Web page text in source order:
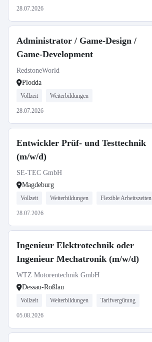
28.07.2026
Administrator / Game-Design /
Game-Development
RedstoneWorld
Plodda
Vollzeit Weiterbildungen
28.07.2026
Entwickler Prüf- und Testtechnik
(m/w/d)
SE-TEC GmbH
Magdeburg
Vollzeit Weiterbildungen Flexible Arbeitszeiten
28.07.2026
Ingenieur Elektrotechnik oder
Ingenieur Mechatronik (m/w/d)
WTZ Motorentechnik GmbH
Dessau-Roßlau
Vollzeit Weiterbildungen Tarifvergütung
05.08.2026